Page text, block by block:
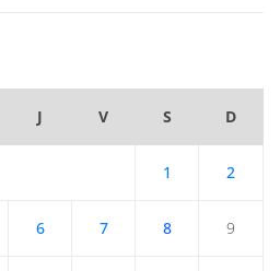
J V S D
1 2
6 7 8 9